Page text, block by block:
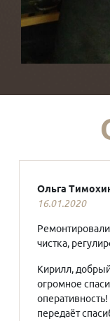
Ольга
16.01.2020
чистка,
Кирилл,
огромное
передаёт